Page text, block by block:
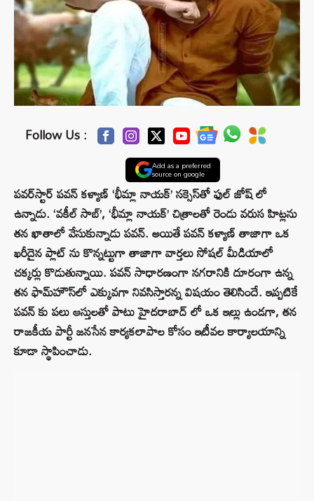
Follow Us :
Add as a preferred
source on google
పవర్‌స్టార్ పవన్ కళ్యాణ్ ‘భీమ్లా నాయక్’ సక్సెస్‌తో ఫుల్ జోష్ లో
ఉన్నాడు. ‘వకీల్ సాబ్’, ‘భీమ్లా నాయక్’ చిత్రాలతో రెండు వరుస హిట్లను
తన ఖాతాలో వేసుకున్నాడు పవన్. అయితే పవన్ కళ్యాణ్ తాజాగా ఒక
ఖరీదైన ప్లాట్ ను కొన్నట్టుగా తాజాగా వార్తలు సోషల్ మీడియాలో
చక్కర్లు కొడుతున్నాయి. పవన్ సాధారణంగా నగరానికి దూరంగా ఉన్న
తన ఫామ్‌హౌస్‌లో ఎక్కువగా నివసిస్తారన్న విషయం తెలిసిందే. ఇప్పటికే
పవన్ కు పలు ఆస్తులతో పాటు హైదరాబాద్ లో ఒక ఇల్లు ఉండగా, తన
రాజకీయ పార్టీ జనసేన కార్యకలాపాల కోసం ఇటీవల కార్యాలయాన్ని
కూడా స్థాపించాడు.